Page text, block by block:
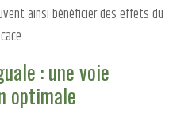
ainsi bénéficier des effets du
: une voie
optimale